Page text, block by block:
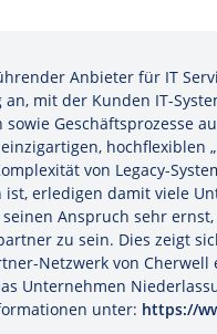
Anbieter für IT
mit der Kunden IT-
Geschäftsprozesse
hochflexiblen
von Legacy-
erledigen damit viele
Anspruch sehr
zu sein. Dies zeigt
Netzwerk von
Unternehmen
unter: https://